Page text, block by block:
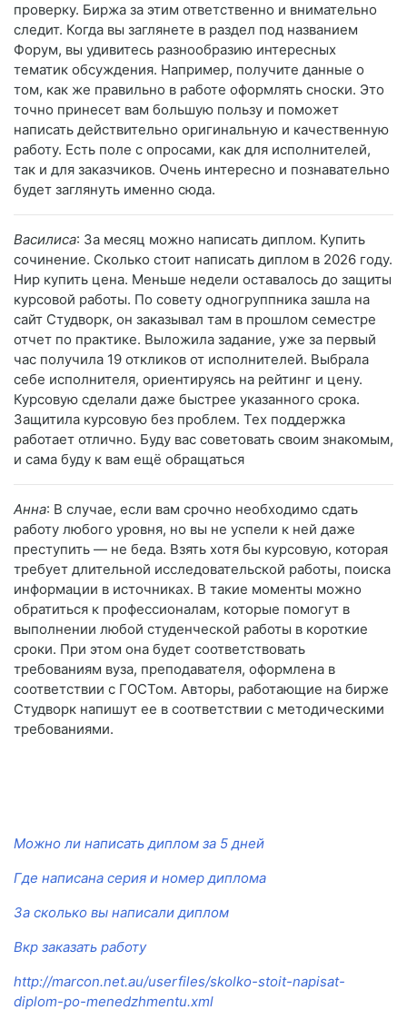
проверку. Биржа за этим ответственно и внимательно
следит. Когда вы заглянете в раздел под названием
Форум, вы удивитесь разнообразию интересных
тематик обсуждения. Например, получите данные о
том, как же правильно в работе оформлять сноски. Это
точно принесет вам большую пользу и поможет
написать действительно оригинальную и качественную
работу. Есть поле с опросами, как для исполнителей,
так и для заказчиков. Очень интересно и познавательно
будет заглянуть именно сюда.
Василиса: За месяц можно написать диплом. Купить
сочинение. Сколько стоит написать диплом в 2026 году.
Нир купить цена. Меньше недели оставалось до защиты
курсовой работы. По совету одногруппника зашла на
сайт Студворк, он заказывал там в прошлом семестре
отчет по практике. Выложила задание, уже за первый
час получила 19 откликов от исполнителей. Выбрала
себе исполнителя, ориентируясь на рейтинг и цену.
Курсовую сделали даже быстрее указанного срока.
Защитила курсовую без проблем. Тех поддержка
работает отлично. Буду вас советовать своим знакомым,
и сама буду к вам ещё обращаться
Анна: В случае, если вам срочно необходимо сдать
работу любого уровня, но вы не успели к ней даже
преступить — не беда. Взять хотя бы курсовую, которая
требует длительной исследовательской работы, поиска
информации в источниках. В такие моменты можно
обратиться к профессионалам, которые помогут в
выполнении любой студенческой работы в короткие
сроки. При этом она будет соответствовать
требованиям вуза, преподавателя, оформлена в
соответствии с ГОСТом. Авторы, работающие на бирже
Студворк напишут ее в соответствии с методическими
требованиями.
Можно ли написать диплом за 5 дней
Где написана серия и номер диплома
За сколько вы написали диплом
Вкр заказать работу
http://marcon.net.au/userfiles/skolko-stoit-napisat-
diplom-po-menedzhmentu.xml